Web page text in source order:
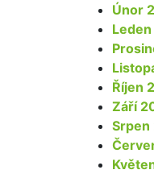
Únor
Říjen
Září